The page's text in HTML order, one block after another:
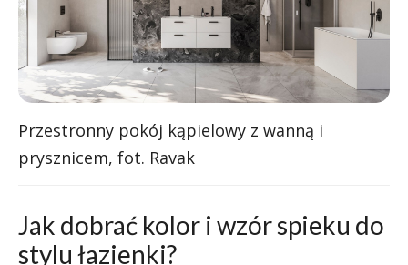
Przestronny pokój kąpielowy z wanną i
prysznicem, fot. Ravak
Jak dobrać kolor i wzór spieku do
stylu łazienki?